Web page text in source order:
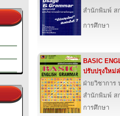
สำนักพิมพ์ ส
การศึกษา
BASIC
ปรับปรุงใหม่
ฝ่ายวิชาการ
สำนักพิมพ์ ส
การศึกษา